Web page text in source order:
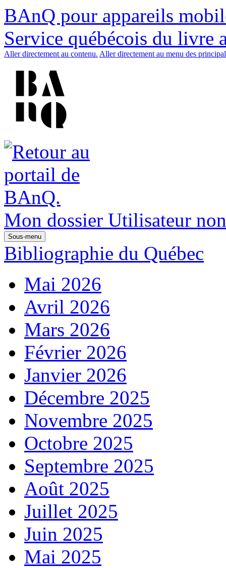
BAnQ pour appareils
Service québécois du livre
Aller directement au contenu. Aller directement au menu des
Mon dossier Utilisateur
Sous-menu
Bibliographie du Québec
Mai 2026
Avril 2026
Mars 2026
Février 2026
Janvier 2026
Décembre 2025
Novembre 2025
Octobre 2025
Septembre 2025
Août 2025
Juillet 2025
Juin 2025
Mai 2025